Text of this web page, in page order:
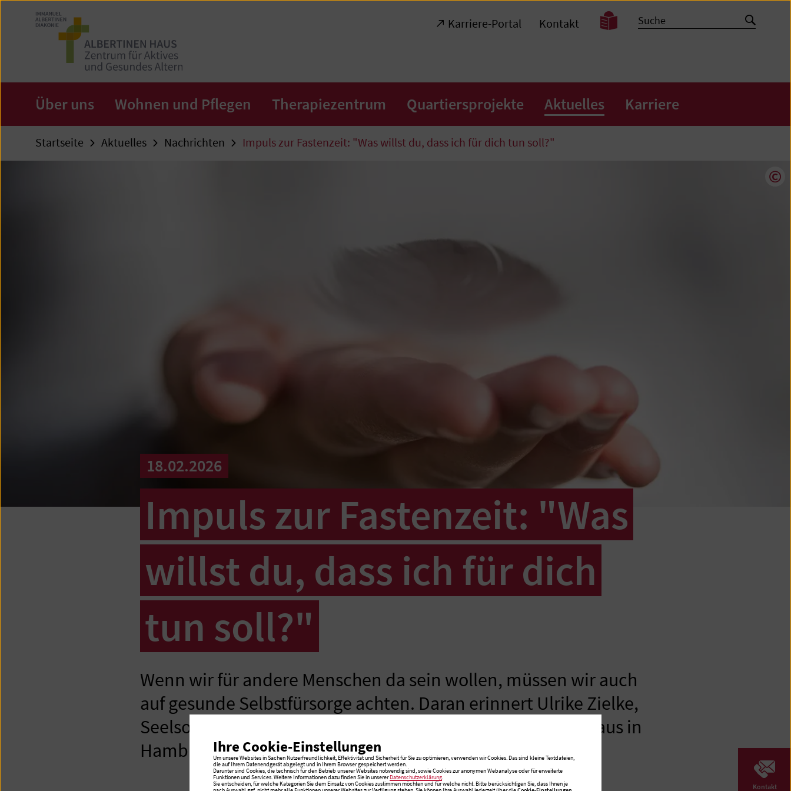
Zum
Seiteninhalt
Karriere-Portal Kontakt
Leichte
Sprache
Suche
Suche
starten
Über uns Wohnen und Pflegen Therapiezentrum Quartiersprojekte Aktuelles Karriere
Kontakt
Startseite Aktuelles Nachrichten Impuls zur Fastenzeit: "Was willst du, dass ich für dich tun soll?"
18.02.2026
Impuls zur Fastenzeit: "Was
willst du, dass ich für dich
tun soll?"
Wenn wir für andere Menschen da sein wollen, müssen wir auch
auf gesunde Selbstfürsorge achten. Daran erinnert Ulrike Zielke,
Seelsorgerin im Evangelischen Amalie Sieveking Krankenhaus in
Hamburg-Volksdorf, in ihrem Impuls zur Fastenzeit.
Ihre Cookie-Einstellungen
Um unsere Websites in Sachen Nutzerfreundlichkeit, Effektivität und Sicherheit für Sie zu optimieren, verwenden wir Cookies. Das sind kleine Textdateien,
die auf Ihrem Datenendgerät abgelegt und in Ihrem Browser gespeichert werden.
Darunter sind Cookies, die technisch für den Betrieb unserer Websites notwendig sind, sowie Cookies zur anonymen Webanalyse oder für erweiterte
Funktionen und Services. Weitere Informationen dazu finden Sie in unsererDatenschutzerklärung
Sie entscheiden, für welche Kategorien Sie dem Einsatz von Cookies zustimmen möchten und für welche nicht. Bitte berücksichtigen Sie, dass Ihnen je